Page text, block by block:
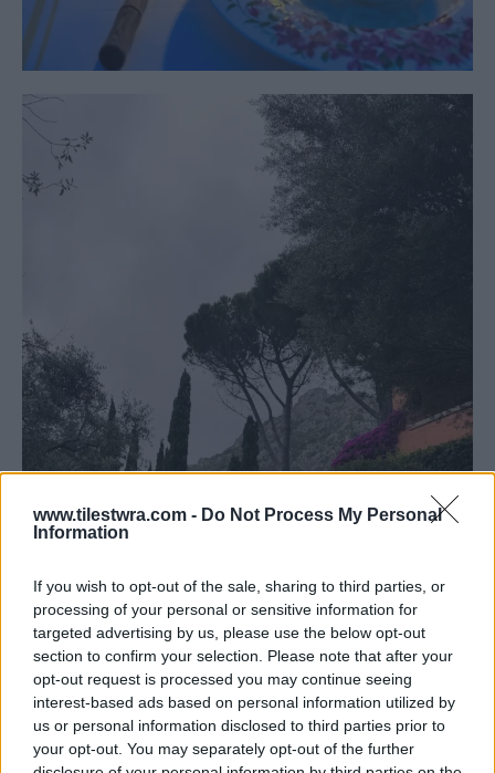
www.tilestwra.com - Do Not Process My Personal
Information
If you wish to opt-out of the sale, sharing to third parties, or
processing of your personal or sensitive information for
targeted advertising by us, please use the below opt-out
section to confirm your selection. Please note that after your
opt-out request is processed you may continue seeing
interest-based ads based on personal information utilized by
us or personal information disclosed to third parties prior to
your opt-out. You may separately opt-out of the further